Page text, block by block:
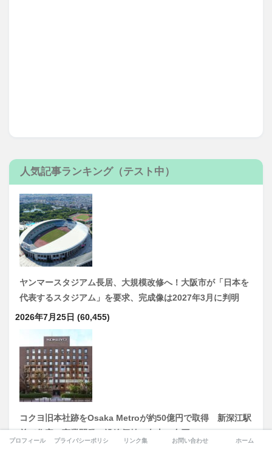
人気記事ランキング（テスト中）
ヤンマースタジアム長居、大規模改修へ！大阪市が「日本を
代表するスタジアム」を要求、完成像は2027年3月に判明
2026年7月25日 (60,455)
コクヨ旧本社跡をOsaka Metroが約50億円で取得 新深江駅
前で住宅・商業開発、沿線価値の向上へ布石
プロフィール プライバシーポリシー リンク集 お問い合わせ ホーム